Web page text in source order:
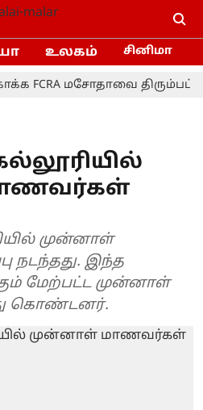
உலகம் சினிமா
மசோதாவை திரும்பப் பெற
முன்னாள்
நடந்தது. இந்த
மேற்பட்ட முன்னாள்
கொண்டனர்.